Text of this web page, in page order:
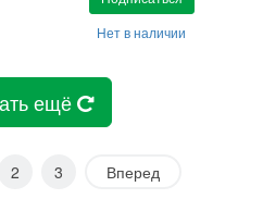
Нет в наличии
ещё
2 3 Вперед